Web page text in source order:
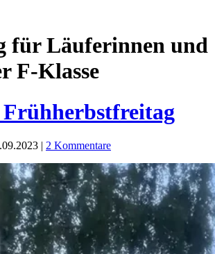
für Läuferinnen und
F-Klasse
Frühherbstfreitag
| 2 Kommentare